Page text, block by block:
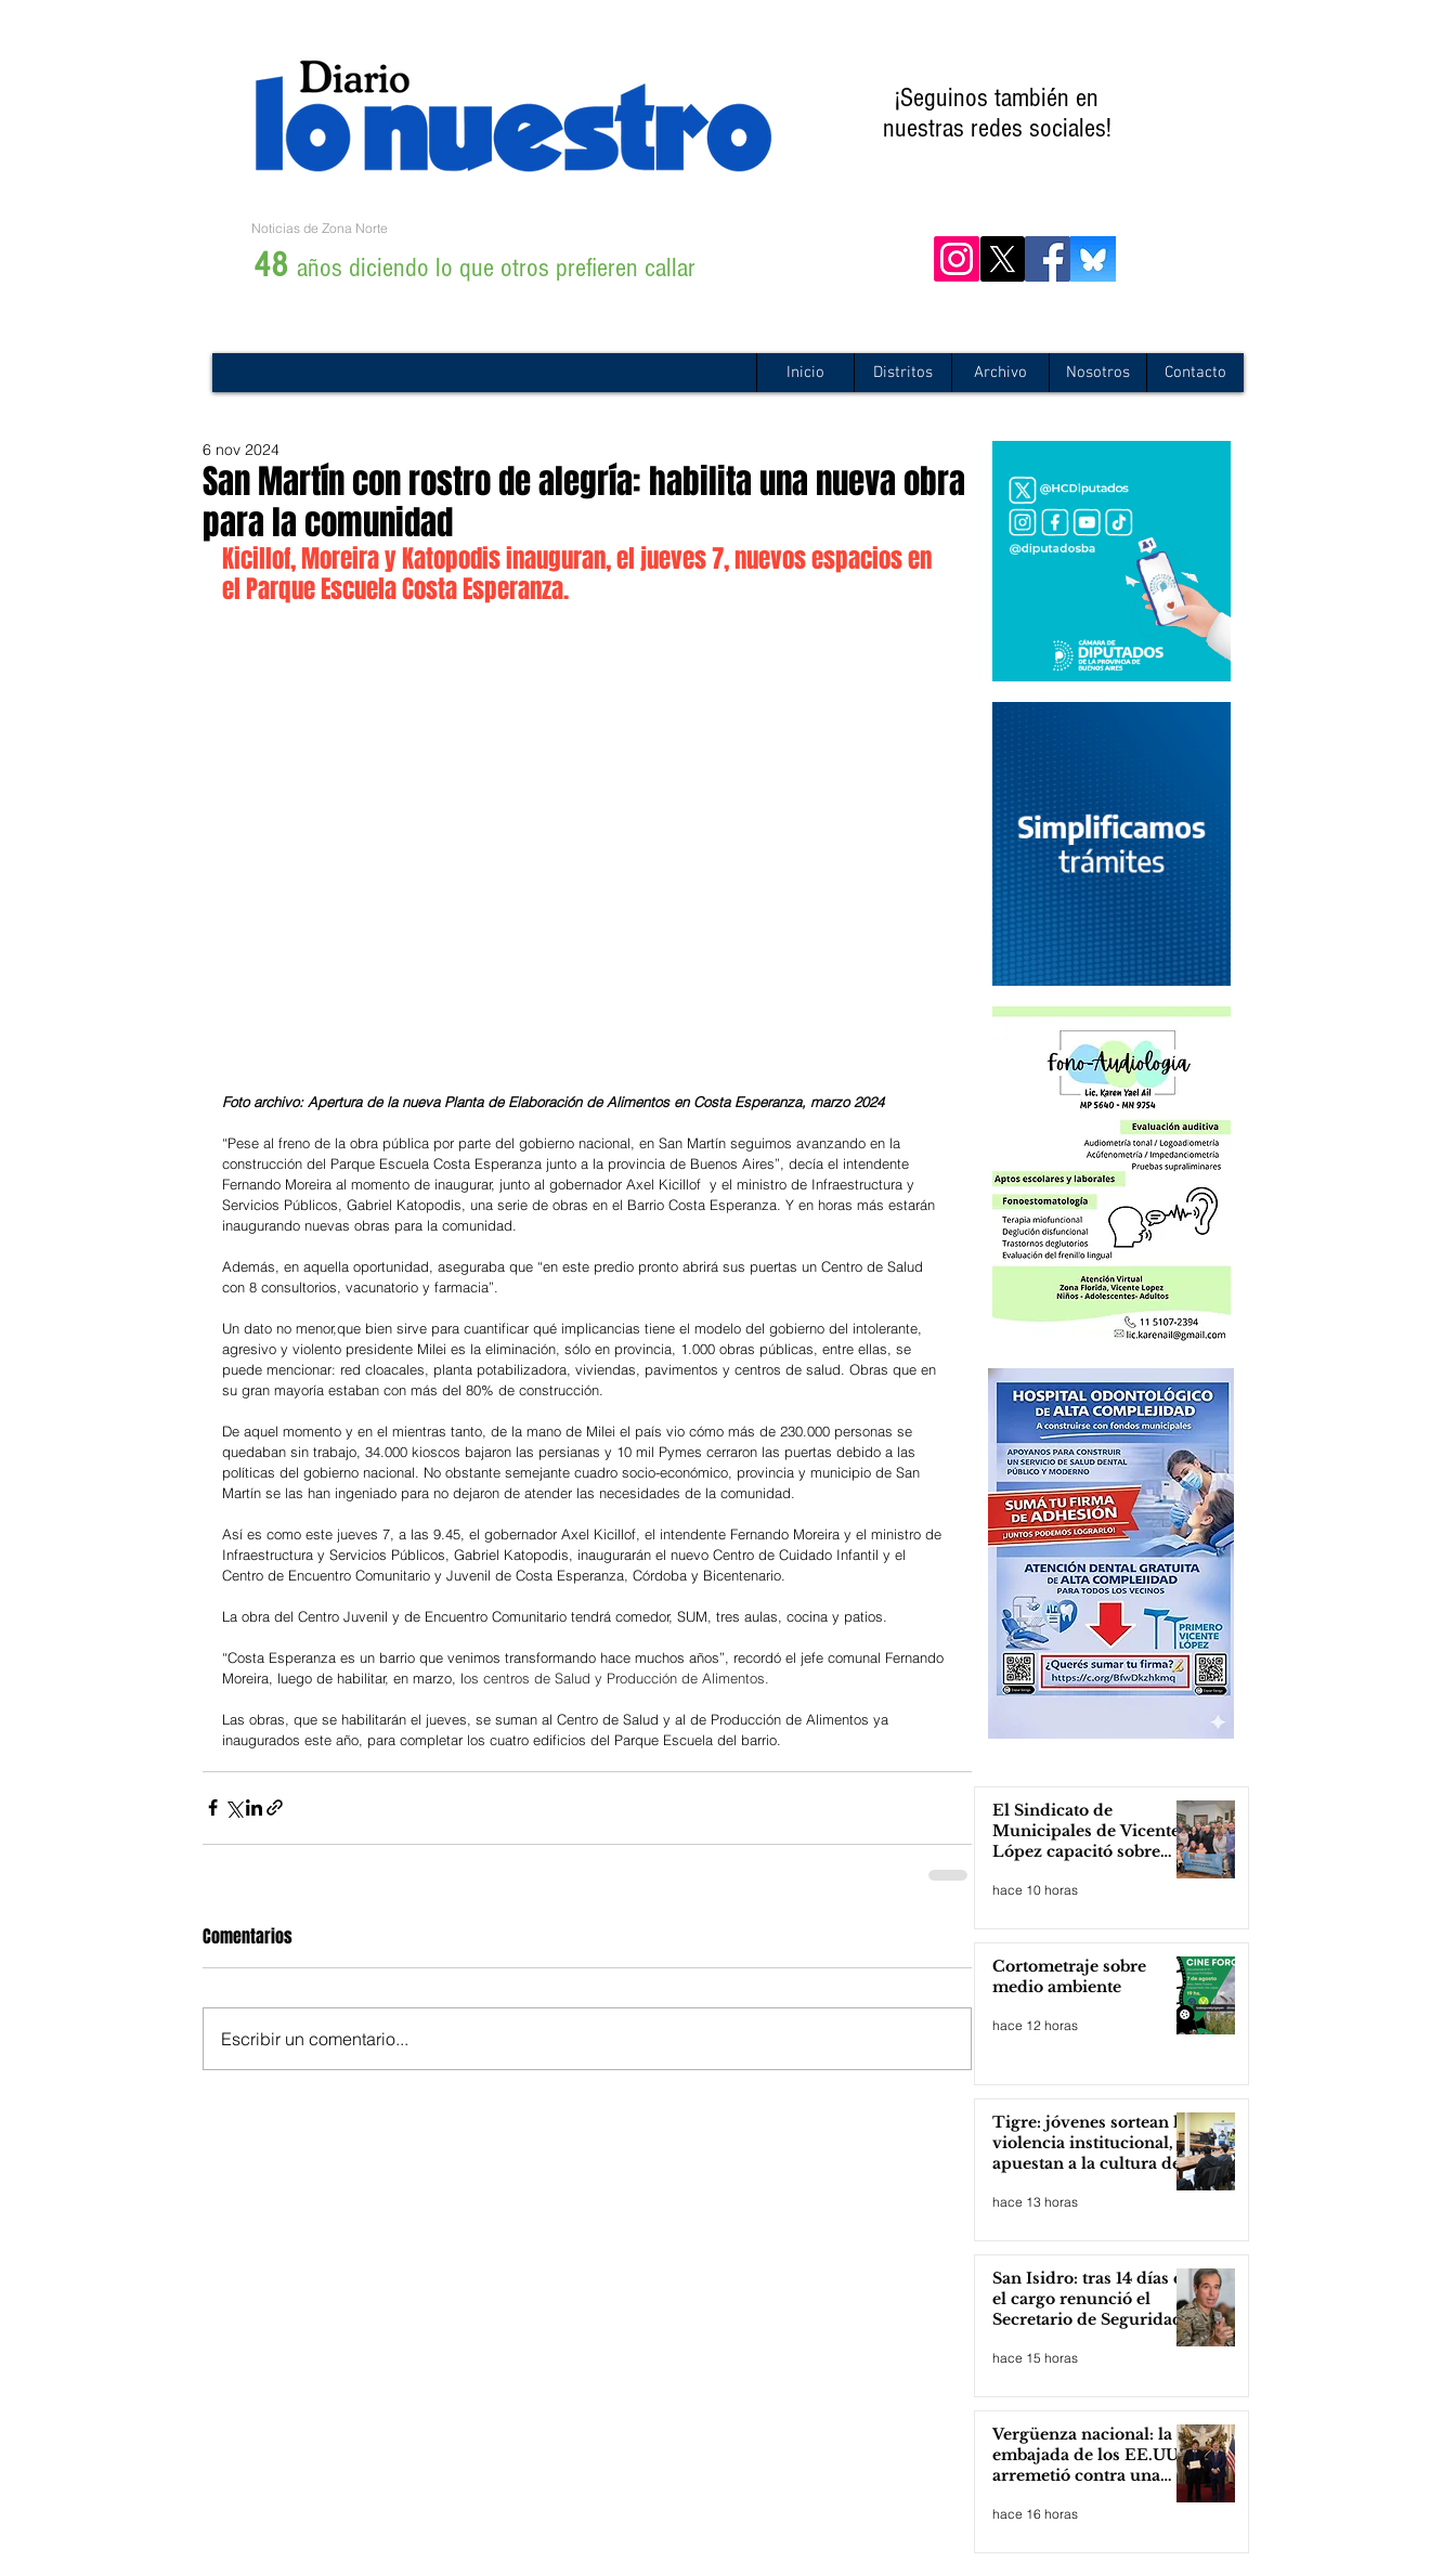
¡Seguinos también en
nuestras redes sociales!
Noticias de Zona Norte
48 años diciendo lo que otros prefieren callar
Inicio Distritos Archivo Nosotros Contacto
San Martín con rostro de alegría: habilita una nueva obra
para la comunidad
6 nov 2024
Kicillof, Moreira y Katopodis inauguran, el jueves 7, nuevos espacios en
el Parque Escuela Costa Esperanza.
Foto archivo: Apertura de la nueva Planta de Elaboración de Alimentos en Costa Esperanza, marzo 2024
“Pese al freno de la obra pública por parte del gobierno nacional, en San Martín seguimos avanzando en la
construcción del Parque Escuela Costa Esperanza junto a la provincia de Buenos Aires”, decía el intendente
Fernando Moreira al momento de inaugurar, junto al gobernador Axel Kicillof  y el ministro de Infraestructura y
Servicios Públicos, Gabriel Katopodis, una serie de obras en el Barrio Costa Esperanza. Y en horas más estarán
inaugurando nuevas obras para la comunidad.
Además, en aquella oportunidad, aseguraba que “en este predio pronto abrirá sus puertas un Centro de Salud
con 8 consultorios, vacunatorio y farmacia”.
Un dato no menor,que bien sirve para cuantificar qué implicancias tiene el modelo del gobierno del intolerante,
agresivo y violento presidente Milei es la eliminación, sólo en provincia, 1.000 obras públicas, entre ellas, se
puede mencionar: red cloacales, planta potabilizadora, viviendas, pavimentos y centros de salud. Obras que en
su gran mayoría estaban con más del 80% de construcción.
De aquel momento y en el mientras tanto, de la mano de Milei el país vio cómo más de 230.000 personas se
quedaban sin trabajo, 34.000 kioscos bajaron las persianas y 10 mil Pymes cerraron las puertas debido a las
políticas del gobierno nacional. No obstante semejante cuadro socio-económico, provincia y municipio de San
Martín se las han ingeniado para no dejaron de atender las necesidades de la comunidad.
Así es como este jueves 7, a las 9.45, el gobernador Axel Kicillof, el intendente Fernando Moreira y el ministro de
Infraestructura y Servicios Públicos, Gabriel Katopodis, inaugurarán el nuevo Centro de Cuidado Infantil y el
Centro de Encuentro Comunitario y Juvenil de Costa Esperanza, Córdoba y Bicentenario.
La obra del Centro Juvenil y de Encuentro Comunitario tendrá comedor, SUM, tres aulas, cocina y patios.
“Costa Esperanza es un barrio que venimos transformando hace muchos años”, recordó el jefe comunal Fernando
Moreira, luego de habilitar, en marzo, los centros de Salud y Producción de Alimentos.
Las obras, que se habilitarán el jueves, se suman al Centro de Salud y al de Producción de Alimentos ya
inaugurados este año, para completar los cuatro edificios del Parque Escuela del barrio.
Comentarios
Escribir un comentario...
El Sindicato de
Municipales de Vicente
López capacitó sobre
hace 10 horas
Cortometraje sobre
medio ambiente
hace 12 horas
Tigre: jóvenes sortean la
violencia institucional,
apuestan a la cultura del
hace 13 horas
San Isidro: tras 14 días en
el cargo renunció el
Secretario de Seguridad
hace 15 horas
Vergüenza nacional: la
embajada de los EE.UU
arremetió contra una
hace 16 horas